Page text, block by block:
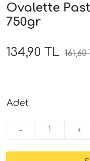
Ovalette
750gr
134,90 TL
Adet
- +